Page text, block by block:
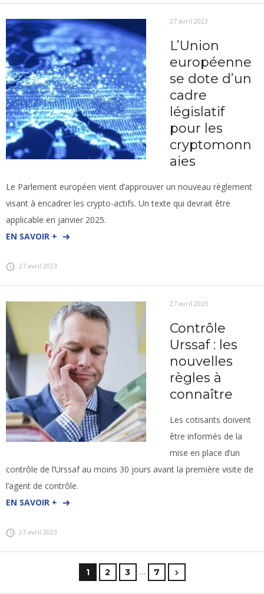
27 avril 2023
L’Union
européenne
se dote d’un
cadre
législatif
pour les
cryptomonn
aies
Le Parlement européen vient d’approuver un nouveau règlement
visant à encadrer les crypto-actifs. Un texte qui devrait être
applicable en janvier 2025.
EN SAVOIR +
27 avril 2023
27 avril 2023
Contrôle
Urssaf : les
nouvelles
règles à
connaître
Les cotisants doivent
être informés de la
mise en place d’un
contrôle de l’Urssaf au moins 30 jours avant la première visite de
l’agent de contrôle.
EN SAVOIR +
27 avril 2023
1 2 3 … 7